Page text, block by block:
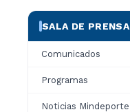
SALA DE PRENSA
Comunicados
Programas
Noticias Mindeporte